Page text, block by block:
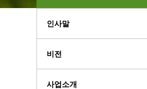
인사말
비전
사업소개